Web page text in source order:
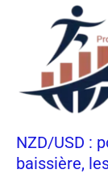
NZD/USD :
baissière,